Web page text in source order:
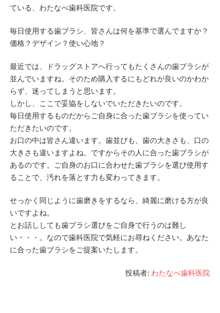
ている、わたなべ歯科医院です。
毎日使用する歯ブラシ、皆さんは何を基準で選んでますか？
価格？デザイン？使い心地？
最近では、ドラッグストアへ行ってもたくさんの歯ブラシが
並んでいますね。そのため購入するにもどれが良いのかわか
らず、迷ってしまうと思います。
しかし、ここで妥協をしないでいただきたいのです。
毎日使用するものだからご自身に合った歯ブラシを使ってい
ただきたいのです。
お口の中は皆さん違います。歯並びも、歯の大きさも、口の
大きさも違いますよね。ですからその人に合った歯ブラシが
あるのです。ご自身のお口に合わせた歯ブラシを選び使用す
ることで、汚れを落とす力も変わってきます。
せっかく同じように歯磨きをするなら、綺麗に磨ける方が良
いですよね。
とお話ししても歯ブラシ選びをご自身で行うのは難し
い・・・。なので歯科医院で気軽にお尋ねください。あなた
に合った歯ブラシをご提案いたします。
投稿者: わたなべ歯科医院